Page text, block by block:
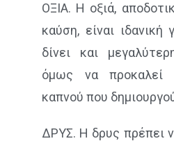
ΟΞΙΑ. Η οξιά,
καύση, είναι ιδανική
δίνει και
όμως να προκαλεί
καπνού που
ΔΡΥΣ. Η δρυς πρέπει